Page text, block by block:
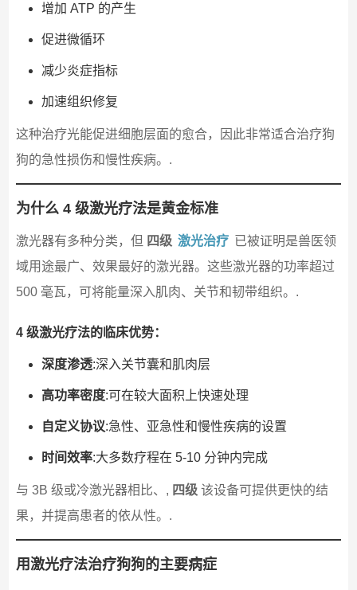
增加 ATP 的产生
促进微循环
减少炎症指标
加速组织修复
这种治疗光能促进细胞层面的愈合，因此非常适合治疗狗
狗的急性损伤和慢性疾病。.
为什么 4 级激光疗法是黄金标准
激光器有多种分类，但 四级 激光治疗 已被证明是兽医领
域用途最广、效果最好的激光器。这些激光器的功率超过
500 毫瓦，可将能量深入肌肉、关节和韧带组织。.
4 级激光疗法的临床优势：
深度渗透:深入关节囊和肌肉层
高功率密度:可在较大面积上快速处理
自定义协议:急性、亚急性和慢性疾病的设置
时间效率:大多数疗程在 5-10 分钟内完成
与 3B 级或冷激光器相比、, 四级该设备可提供更快的结
果，并提高患者的依从性。.
用激光疗法治疗狗狗的主要病症